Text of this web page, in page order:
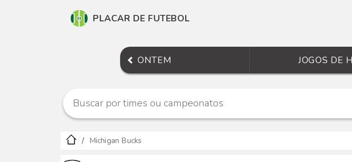
PLACAR DE FUTEBOL
ONTEM JOGOS DE
Michigan Bucks